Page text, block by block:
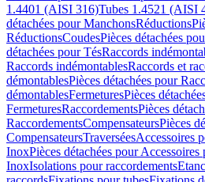
1.4401 (AISI 316)Tubes 1.4521 (AISI
détachées pour ManchonsRéductions
RéductionsCoudesPièces détachées
détachées pour TésRaccords
Raccords indémontablesRaccords et
démontablesPièces détachées pour
démontablesFermeturesPièces
FermeturesRaccordementsPièces
RaccordementsCompensateursPièces
CompensateursTraverséesAccessoires
InoxPièces détachées pour
InoxIsolations pour raccordements